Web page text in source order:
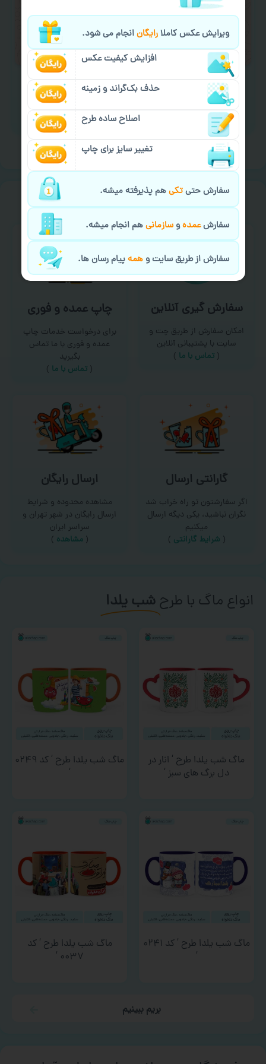
لازم را انجام دهید.
ایمیل جهت ثبت یا پیگیری سفارش:
aks4chap.com@gmail.com
برای ارسال پیام کلیک کنید
خیالت راحت ازسفارش گیری
سفارش گیری آنلاین
امکان سفارش از طریق چت و
سایت با پشتیبانی آنلاین
( تماس با ما‌ )
چاپ عمده و فوری
برای درخواست خدمات چاپ
عمده و فوری با ما تماس
بگیرید
( تماس با ما )
گارانتی ارسال
اگر سفارشتون تو راه خراب شد
نگران نباشید، یکی دیگه ارسال
میکنیم
( شرایط گارانتی )
ارسال رایگان
مشاهده محدوده و شرایط
ارسال رایگان در شهر تهران و
سراسر ایران
(مشاهده )
انواع ماگ با طرحشب یلدا
ماگ شب یلدا طرح ‘ انار در
دل برگ های سبز ‘
ماگ شب یلدا طرح ‘ کد ۰۲۴۹
‘
ماگ شب یلدا طرح ‘ کد ۰۲۴۱
‘
ماگ شب یلدا طرح ‘ کد
۰۰۳۷ ‘
بریم ببینیم
ویرایش عکس کاملارایگانانجام می شود.
افزایش کیفیت عکس
حذف بک‌گراند و زمینه
اصلاح ساده طرح
تغییر سایز برای چاپ
سفارش حتیتکیهم پذیرفته میشه.
سفارشعمدهوسازمانیهم انجام میشه.
سفارش از طریق سایت وهمهپیام رسان ها.